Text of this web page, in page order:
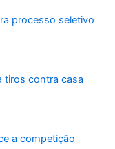
processo seletivo
tiros contra casa
a competição